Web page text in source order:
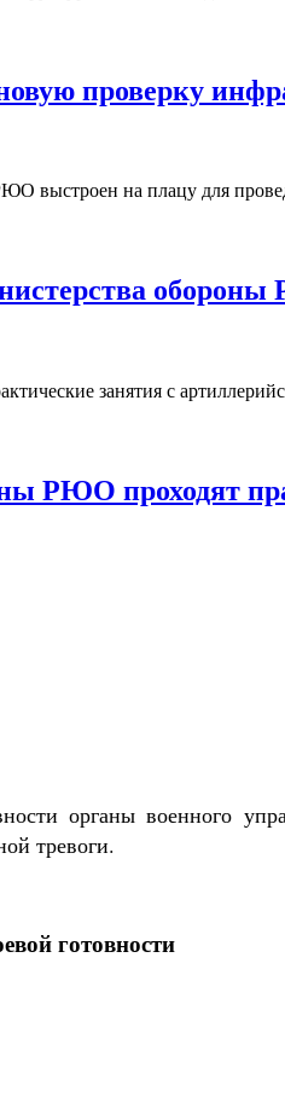
проверку
РЮО проходят
органы военного
тревоги.
готовности